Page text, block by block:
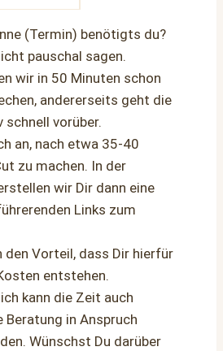
(Termin) benötigts du?
pauschal sagen.
wir in 50 Minuten schon
andererseits geht die
vorüber.
an, nach etwa 35-40
zu machen. In der
wir Dir dann eine
Links zum
den Vorteil, dass Dir hierfür
entstehen.
kann die Zeit auch
in Anspruch
Wünschst Du darüber